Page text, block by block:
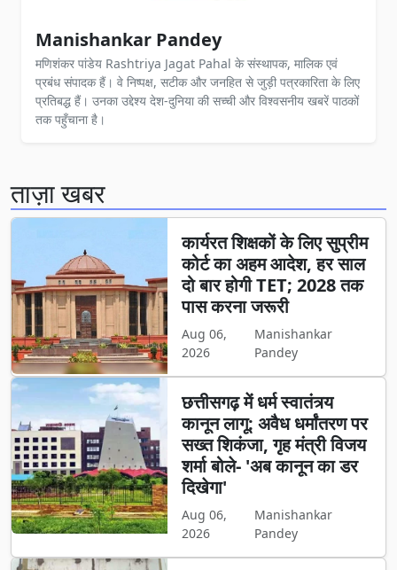
Manishankar Pandey
मणिशंकर पांडेय Rashtriya Jagat Pahal के संस्थापक, मालिक एवं
प्रबंध संपादक हैं। वे निष्पक्ष, सटीक और जनहित से जुड़ी पत्रकारिता के लिए
प्रतिबद्ध हैं। उनका उद्देश्य देश-दुनिया की सच्ची और विश्वसनीय खबरें पाठकों
तक पहुँचाना है।
ताज़ा खबर
कार्यरत शिक्षकों के लिए सुप्रीम
कोर्ट का अहम आदेश, हर साल
दो बार होगी TET; 2028 तक
पास करना जरूरी
Aug 06,
2026
Manishankar
Pandey
छत्तीसगढ़ में धर्म स्वातंत्र्य
कानून लागू: अवैध धर्मांतरण पर
सख्त शिकंजा, गृह मंत्री विजय
शर्मा बोले- 'अब कानून का डर
दिखेगा'
Aug 06,
2026
Manishankar
Pandey